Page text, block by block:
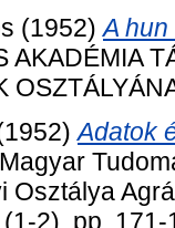
(1952)A
AKADÉMIA
Adatok
Osztálya
2). pp. 171-